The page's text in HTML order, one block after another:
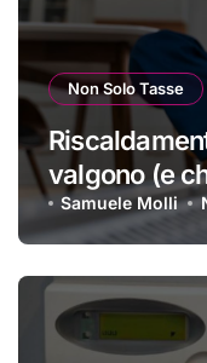
Non Solo Tasse
valgono (e
tanti soldini)
passare un
Samuele Molli